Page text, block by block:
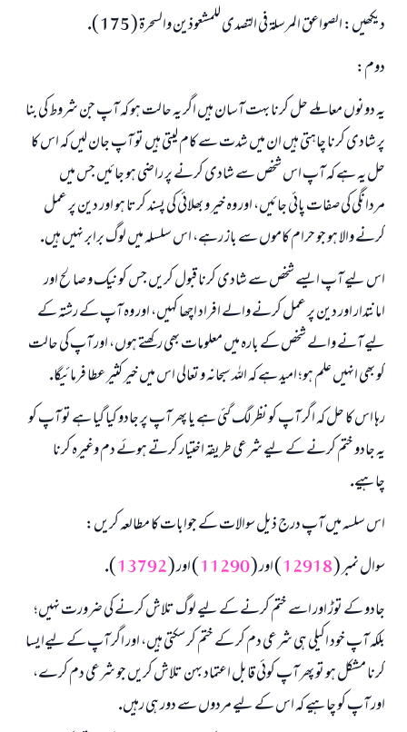
ديكھيں: الصواعق المرسلۃ فى التصدى للمشعوذين والسحرۃ ( 175 ).
دوم:
يہ دونوں معاملے حل كرنا بہت آسان ہيں اگر يہ حالت ہو كہ آپ جن شروط كى بنا
پر شادى كرنا چاہتى ہيں ان ميں شدت سے كام ليتى ہيں تو آپ جان ليں كہ اس كا
حل يہ ہے كہ آپ اس شخص سے شادى كرنے پر راضى ہو جائيں جس ميں
مردانگى كى صفات پائى جائيں، اور وہ خير و بھلائى كى پسند كرتا ہو اور دين پر عمل
كرنے والا ہو جو حرام كاموں سے باز رہے، اس سلسلہ ميں لوگ برابر نہيں ہيں.
اس ليے آپ ايسے شخص سے شادى كرنا قبول كريں جس كو نيك و صالح اور
امانتدار اور دين پر عمل كرنے والے افراد اچھا كہيں، اور وہ آپ كے رشتہ كے
ليے آنے والے شخص كے بارہ ميں معلومات بھى ركھتے ہوں، اور آپ كى حالت
كو بھى انہيں علم ہو؛ اميد ہے كہ اللہ سبحانہ و تعالى اس ميں خير كثير عطا فرمائيگا.
رہا اس كا حل كہ اگر آپ كو نظر لگ گئى ہے يا پھر آپ پر جادو كيا گيا ہے تو آپ كو
يہ جادو ختم كرنے كے ليے شرعى طريقہ اختيار كرتے ہوئے دم وغيرہ كرنا
چاہيے.
اس سلسہ ميں آپ درج ذيل سوالات كے جوابات كا مطالعہ كريں:
سوال نمبر (12918) اور (11290) اور (13792
).
جادو كے توڑ اور اسے ختم كرنے كے ليے لوگ تلاش كرنے كى ضرورت نہيں؛
بلكہ آپ خود اكيلى ہى شرعى دم كر كے ختم كر سكتى ہيں، اور اگر آپ كے ليےايسا
كرنا مشكل ہو تو پھر آپ كوئى قابل اعتماد بہن تلاش كريں جو شرعى دم كرے،
اور آپ كو چاہيے كہ اس كے ليے مردوں سے دور ہى رہيں.